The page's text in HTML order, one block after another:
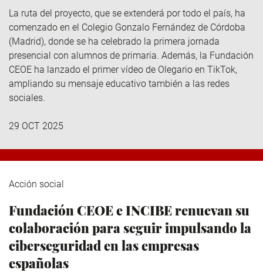
La ruta del proyecto, que se extenderá por todo el país, ha
comenzado en el Colegio Gonzalo Fernández de Córdoba
(Madrid), donde se ha celebrado la primera jornada
presencial con alumnos de primaria. Además, la Fundación
CEOE ha lanzado el primer vídeo de Olegario en TikTok,
ampliando su mensaje educativo también a las redes
sociales.
29 OCT 2025
Acción social
Fundación CEOE e INCIBE renuevan su
colaboración para seguir impulsando la
ciberseguridad en las empresas
españolas